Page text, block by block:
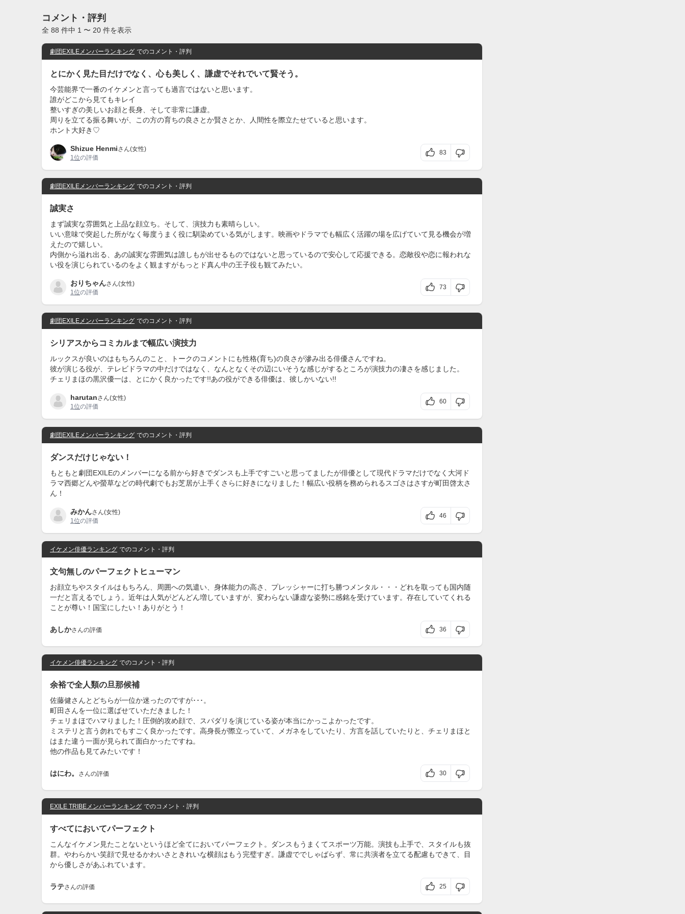
コメント・評判
全 88 件中 1 〜 20 件を表示
劇団EXILEメンバーランキング でのコメント・評判
とにかく見た目だけでなく、心も美しく、謙虚でそれでいて賢そう。
今芸能界で一番のイケメンと言っても過言ではないと思います。
誰がどこから見てもキレイ
整いすぎの美しいお顔と長身、そして非常に謙虚。
周りを立てる振る舞いが、この方の育ちの良さとか賢さとか、人間性を際立たせていると思います。
ホント大好き♡
Shizue Henmiさん(女性)
1位の評価
83
劇団EXILEメンバーランキング でのコメント・評判
誠実さ
まず誠実な雰囲気と上品な顔立ち。そして、演技力も素晴らしい。
いい意味で突起した所がなく毎度うまく役に馴染めている気がします。映画やドラマでも幅広く活躍の場を広げていて見る機会が増
えたので嬉しい。
内側から溢れ出る、あの誠実な雰囲気は誰しもが出せるものではないと思っているので安心して応援できる。恋敵役や恋に報われな
い役を演じられているのをよく観ますがもっとド真ん中の王子役も観てみたい。
おりちゃんさん(女性)
1位の評価
73
劇団EXILEメンバーランキング でのコメント・評判
シリアスからコミカルまで幅広い演技力
ルックスが良いのはもちろんのこと、トークのコメントにも性格(育ち)の良さが滲み出る俳優さんですね。
彼が演じる役が、テレビドラマの中だけではなく、なんとなくその辺にいそうな感じがするところが演技力の凄さを感じました。
チェリまほの黒沢優一は、とにかく良かったです!!あの役ができる俳優は、彼しかいない!!
harutanさん(女性)
1位の評価
60
劇団EXILEメンバーランキング でのコメント・評判
ダンスだけじゃない！
もともと劇団EXILEのメンバーになる前から好きでダンスも上手ですごいと思ってましたが俳優として現代ドラマだけでなく大河ド
ラマ西郷どんや螢草などの時代劇でもお芝居が上手くさらに好きになりました！幅広い役柄を務められるスゴさはさすが町田啓太さ
ん！
みかんさん(女性)
1位の評価
46
イケメン俳優ランキング でのコメント・評判
文句無しのパーフェクトヒューマン
お顔立ちやスタイルはもちろん、周囲への気遣い、身体能力の高さ、プレッシャーに打ち勝つメンタル・・・どれを取っても国内随
一だと言えるでしょう。近年は人気がどんどん増していますが、変わらない謙虚な姿勢に感銘を受けています。存在していてくれる
ことが尊い！国宝にしたい！ありがとう！
あしかさんの評価 36
イケメン俳優ランキング でのコメント・評判
余裕で全人類の旦那候補
佐藤健さんとどちらが一位か迷ったのですが･･･。
町田さんを一位に選ばせていただきました！
チェリまほでハマりました！圧倒的攻め顔で、スパダリを演じている姿が本当にかっこよかったです。
ミステリと言う勿れでもすごく良かったです。高身長が際立っていて、メガネをしていたり、方言を話していたりと、チェリまほと
はまた違う一面が見られて面白かったですね。
他の作品も見てみたいです！
はにわ。 さんの評価 30
EXILE TRIBEメンバーランキング でのコメント・評判
すべてにおいてパーフェクト
こんなイケメン見たことないというほど全てにおいてパーフェクト。ダンスもうまくてスポーツ万能。演技も上手で、スタイルも抜
群。やわらかい笑顔で見せるかわいさときれいな横顔はもう完璧すぎ。謙虚ででしゃばらず、常に共演者を立てる配慮もできて、目
から優しさがあふれています。
ラテさんの評価 25